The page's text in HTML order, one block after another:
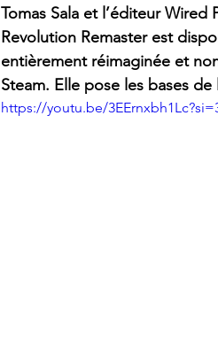
Actu 1DCoG Test Stadia
Tomas Sala et l’éditeur
Revolution Remaster est
entièrement réimaginée et
Steam. Elle pose les bases de
https://youtu.be/